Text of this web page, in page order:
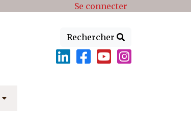
Se connecter
Rechercher